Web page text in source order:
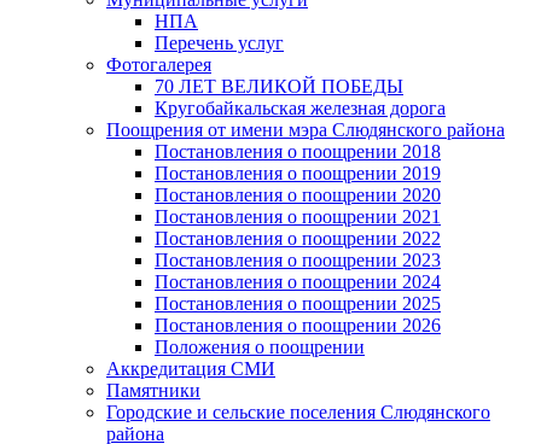
НПА
Перечень услуг
Фотогалерея
70 ЛЕТ ВЕЛИКОЙ ПОБЕДЫ
Кругобайкальская железная дорога
Поощрения от имени мэра Слюдянского района
Постановления о поощрении 2018
Постановления о поощрении 2019
Постановления о поощрении 2020
Постановления о поощрении 2021
Постановления о поощрении 2022
Постановления о поощрении 2023
Постановления о поощрении 2024
Постановления о поощрении 2025
Постановления о поощрении 2026
Положения о поощрении
Аккредитация СМИ
Памятники
Городские и сельские поселения Слюдянского
района